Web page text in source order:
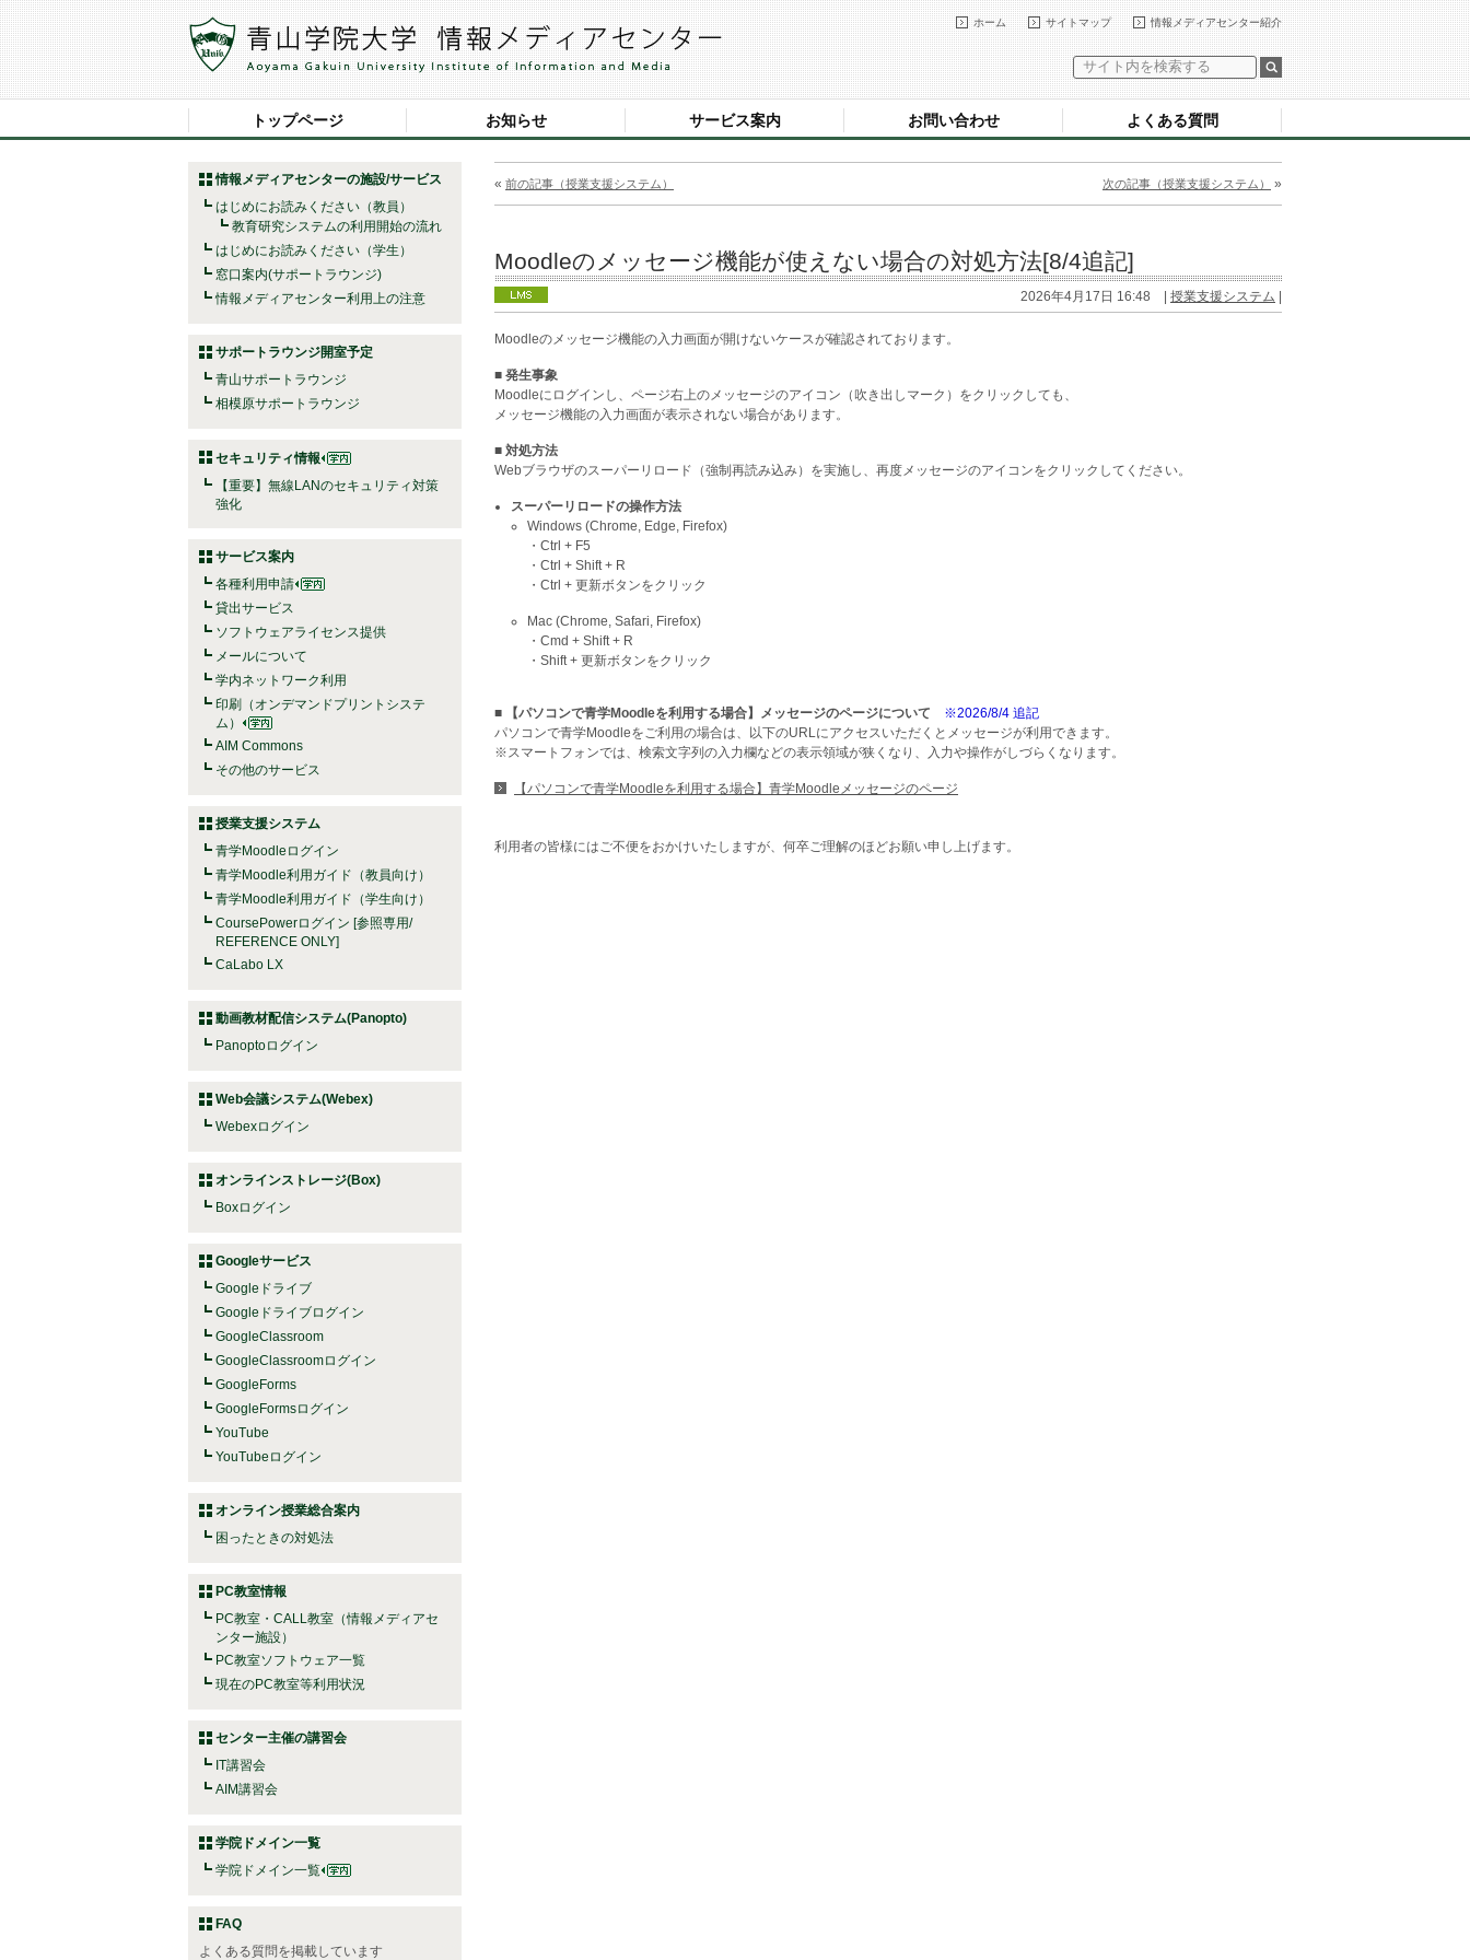
情報メディアセンター紹介
サイトマップ
ホーム
トップページ お知らせ サービス案内 お問い合わせ よくある質問
情報メディアセンターの施設/サービス
はじめにお読みください（教員）
教育研究システムの利用開始の流れ
はじめにお読みください（学生）
窓口案内(サポートラウンジ)
情報メディアセンター利用上の注意
サポートラウンジ開室予定
青山サポートラウンジ
相模原サポートラウンジ
セキュリティ情報
【重要】無線LANのセキュリティ対策
強化
サービス案内
各種利用申請
貸出サービス
ソフトウェアライセンス提供
メールについて
学内ネットワーク利用
印刷（オンデマンドプリントシステ
ム）
AIM Commons
その他のサービス
授業支援システム
青学Moodleログイン
青学Moodle利用ガイド（教員向け）
青学Moodle利用ガイド（学生向け）
CoursePowerログイン [参照専用/
REFERENCE ONLY]
CaLabo LX
動画教材配信システム(Panopto)
Panoptoログイン
Web会議システム(Webex)
Webexログイン
オンラインストレージ(Box)
Boxログイン
Googleサービス
Googleドライブ
Googleドライブログイン
GoogleClassroom
GoogleClassroomログイン
GoogleForms
GoogleFormsログイン
YouTube
YouTubeログイン
オンライン授業総合案内
困ったときの対処法
PC教室情報
PC教室・CALL教室（情報メディアセ
ンター施設）
PC教室ソフトウェア一覧
現在のPC教室等利用状況
センター主催の講習会
IT講習会
AIM講習会
学院ドメイン一覧
学院ドメイン一覧
FAQ
よくある質問を掲載しています
« 前の記事（授業支援システム） 次の記事（授業支援システム） »
Moodleのメッセージ機能が使えない場合の対処方法[8/4追記]
2026年4月17日 16:48 | 授業支援システム
Moodleのメッセージ機能の入力画面が開けないケースが確認されております。
■ 発生事象
Moodleにログインし、ページ右上のメッセージのアイコン（吹き出しマーク）をクリックしても、
メッセージ機能の入力画面が表示されない場合があります。
■ 対処方法
Webブラウザのスーパーリロード（強制再読み込み）を実施し、再度メッセージのアイコンをクリックしてください。
スーパーリロードの操作方法
Windows (Chrome, Edge, Firefox)
・Ctrl + F5
・Ctrl + Shift + R
・Ctrl + 更新ボタンをクリック
Mac (Chrome, Safari, Firefox)
・Cmd + Shift + R
・Shift + 更新ボタンをクリック
■ 【パソコンで青学Moodleを利用する場合】メッセージのページについて
※2026/8/4 追記
パソコンで青学Moodleをご利用の場合は、以下のURLにアクセスいただくとメッセージが利用できます。
※スマートフォンでは、検索文字列の入力欄などの表示領域が狭くなり、入力や操作がしづらくなります。
【パソコンで青学Moodleを利用する場合】青学Moodleメッセージのページ
利用者の皆様にはご不便をおかけいたしますが、何卒ご理解のほどお願い申し上げます。